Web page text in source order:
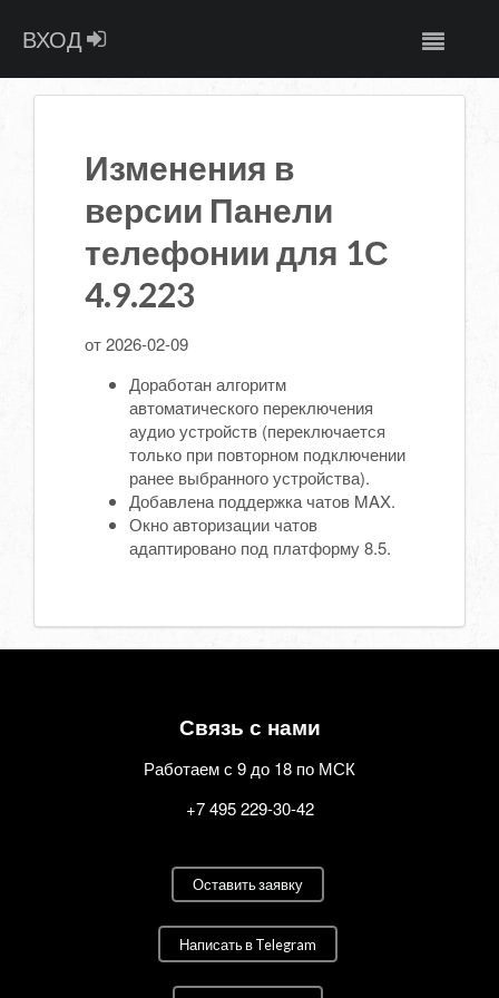
ВХОД
Изменения в
версии Панели
телефонии для 1С
4.9.223
от 2026-02-09
Доработан алгоритм
автоматического переключения
аудио устройств (переключается
только при повторном подключении
ранее выбранного устройства).
Добавлена поддержка чатов MAX.
Окно авторизации чатов
адаптировано под платформу 8.5.
Связь с нами
Работаем с 9 до 18 по МСК
+7 495 229-30-42
Оставить заявку
Написать в Telegram